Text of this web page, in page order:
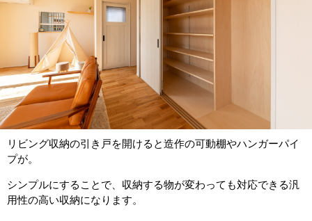
リビング収納の引き戸を開けると造作の可動棚やハンガーパイ
プが。
シンプルにすることで、収納する物が変わっても対応できる汎
用性の高い収納になります。